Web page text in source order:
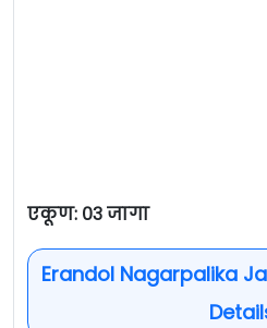
एकूण: ०३ जागा
Erandol Nagarpalika